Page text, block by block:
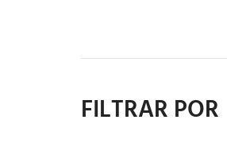
FILTRAR POR